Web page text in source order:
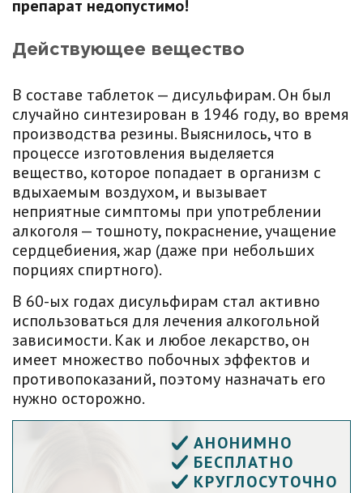
препарат недопустимо!
Действующее вещество
В составе таблеток — дисульфирам. Он был
случайно синтезирован в 1946 году, во время
производства резины. Выяснилось, что в
процессе изготовления выделяется
вещество, которое попадает в организм с
вдыхаемым воздухом, и вызывает
неприятные симптомы при употреблении
алкоголя — тошноту, покраснение, учащение
сердцебиения, жар (даже при небольших
порциях спиртного).
В 60-ых годах дисульфирам стал активно
использоваться для лечения алкогольной
зависимости. Как и любое лекарство, он
имеет множество побочных эффектов и
противопоказаний, поэтому назначать его
нужно осторожно.
АНОНИМНО
БЕСПЛАТНО
КРУГЛОСУТОЧНО